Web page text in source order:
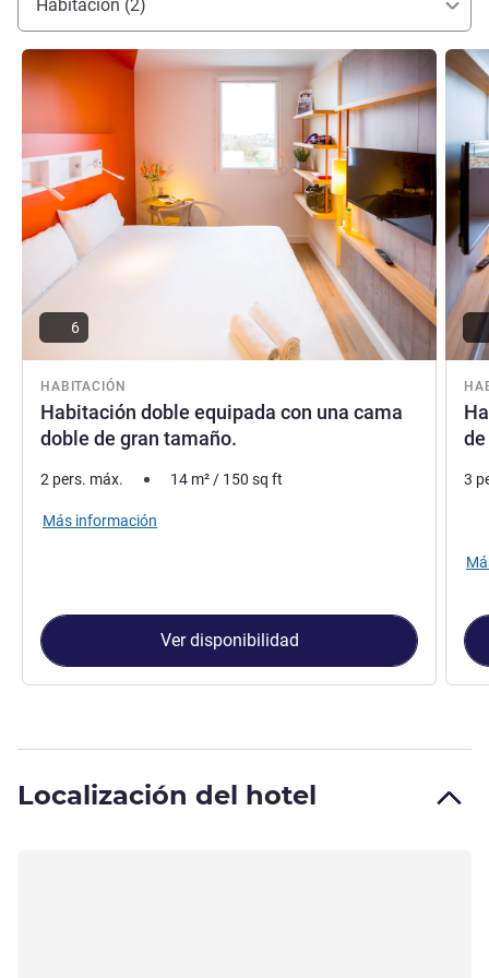
Habitación (2)
HABITACIÓN
Habitación doble equipada con una cama
doble de gran tamaño.
Más información
6
2 pers. máx. 14 m²/ 150 sq ft
Más información
Ver disponibilidad
Más
3
Localización del hotel